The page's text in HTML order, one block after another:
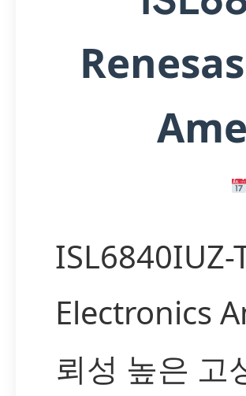
ISL6840IUZ-
Electronics
뢰성 높은 고